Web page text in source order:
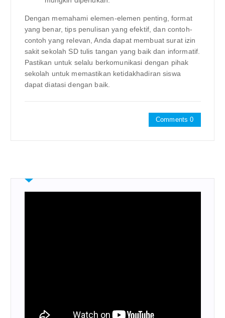
Dengan memahami elemen-elemen penting, format
yang benar, tips penulisan yang efektif, dan contoh-
contoh yang relevan, Anda dapat membuat surat izin
sakit sekolah SD tulis tangan yang baik dan informatif.
Pastikan untuk selalu berkomunikasi dengan pihak
sekolah untuk memastikan ketidakhadiran siswa
dapat diatasi dengan baik.
Comments 0